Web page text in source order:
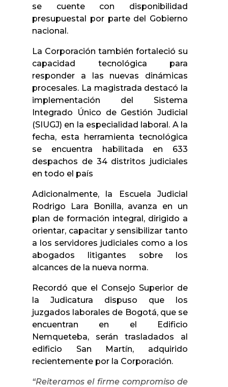
se cuente con disponibilidad
presupuestal por parte del Gobierno
nacional.
La Corporación también fortaleció su
capacidad tecnológica para
responder a las nuevas dinámicas
procesales. La magistrada destacó la
implementación del Sistema
Integrado Único de Gestión Judicial
(SIUGJ) en la especialidad laboral. A la
fecha, esta herramienta tecnológica
se encuentra habilitada en 633
despachos de 34 distritos judiciales
en todo el país
Adicionalmente, la Escuela Judicial
Rodrigo Lara Bonilla, avanza en un
plan de formación integral, dirigido a
orientar, capacitar y sensibilizar tanto
a los servidores judiciales como a los
abogados litigantes sobre los
alcances de la nueva norma.
Recordó que el Consejo Superior de
la Judicatura dispuso que los
juzgados laborales de Bogotá, que se
encuentran en el
Edificio
Nemqueteba, serán trasladados al
edificio San Martín, adquirido
recientemente por la Corporación.
“Reiteramos el firme compromiso de